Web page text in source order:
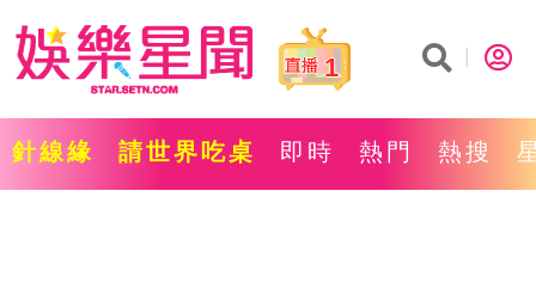
1
針線緣 請世界吃桌 即時 熱門 熱搜